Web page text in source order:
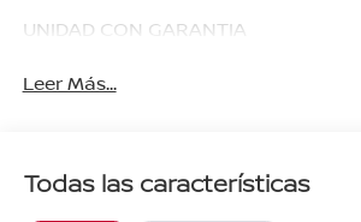
UNIDAD CON GARANTIA
Leer Más...
Todas las características